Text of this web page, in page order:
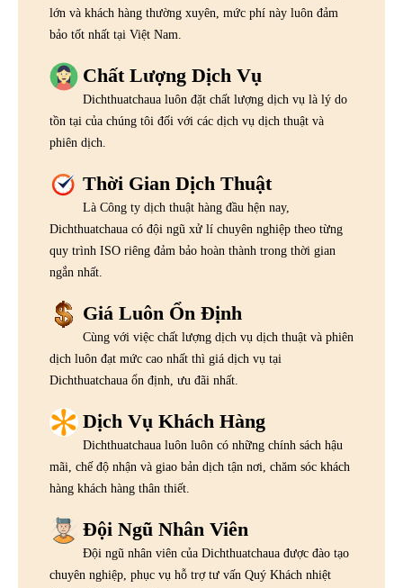
lớn và khách hàng thường xuyên, mức phí này luôn đảm
bảo tốt nhất tại Việt Nam.
Chất Lượng Dịch Vụ
Dichthuatchaua luôn đặt chất lượng dịch vụ là lý do
tồn tại của chúng tôi đối với các dịch vụ dịch thuật và
phiên dịch.
Thời Gian Dịch Thuật
Là Công ty dịch thuật hàng đầu hện nay,
Dichthuatchaua có đội ngũ xử lí chuyên nghiệp theo từng
quy trình ISO riêng đảm bảo hoàn thành trong thời gian
ngắn nhất.
Giá Luôn Ổn Định
Cùng với việc chất lượng dịch vụ dịch thuật và phiên
dịch luôn đạt mức cao nhất thì giá dịch vụ tại
Dichthuatchaua ổn định, ưu đãi nhất.
Dịch Vụ Khách Hàng
Dichthuatchaua luôn luôn có những chính sách hậu
mãi, chế độ nhận và giao bản dịch tận nơi, chăm sóc khách
hàng khách hàng thân thiết.
Đội Ngũ Nhân Viên
Đội ngũ nhân viên của Dichthuatchaua được đào tạo
chuyên nghiệp, phục vụ hỗ trợ tư vấn Quý Khách nhiệt